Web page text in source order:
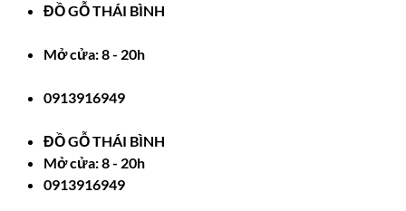
ĐỒ GỖ THÁI BÌNH
Mở cửa: 8 - 20h
0913916949
ĐỒ GỖ THÁI BÌNH
Mở cửa: 8 - 20h
0913916949